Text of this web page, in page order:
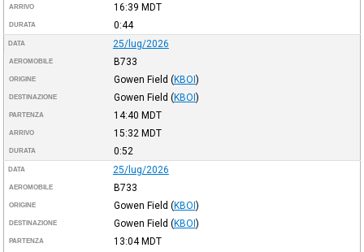
ARRIVO 16:39 MDT
DURATA 0:44
DATA 25/lug/2026
AEROMOBILE B733
ORIGINE Gowen Field (KBOI)
DESTINAZIONE Gowen Field (KBOI)
PARTENZA 14:40 MDT
ARRIVO 15:32 MDT
DURATA 0:52
DATA 25/lug/2026
AEROMOBILE B733
ORIGINE Gowen Field (KBOI)
DESTINAZIONE Gowen Field (KBOI)
PARTENZA 13:04MDT